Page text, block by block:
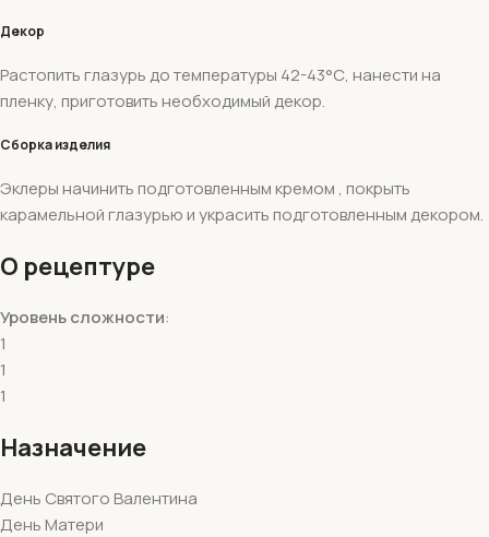
Декор
Растопить глазурь до температуры 42-43°С, нанести на
пленку, приготовить необходимый декор.
Сборка изделия
Эклеры начинить подготовленным кремом , покрыть
карамельной глазурью и украсить подготовленным декором.
О рецептуре
Уровень сложности:
1
1
1
Назначение
День Святого Валентина
День Матери